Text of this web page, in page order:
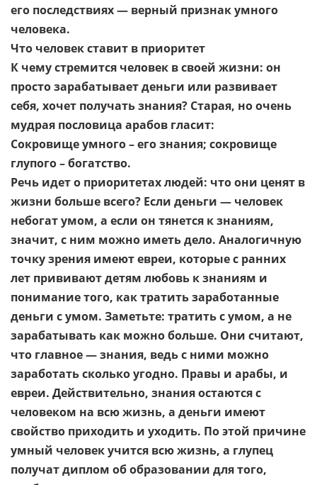
его последствиях — верный признак умного
человека.
Что человек ставит в приоритет
К чему стремится человек в своей жизни: он
просто зарабатывает деньги или развивает
себя, хочет получать знания? Старая, но очень
мудрая пословица арабов гласит:
Сокровище умного – его знания; сокровище
глупого – богатство.
Речь идет о приоритетах людей: что они ценят в
жизни больше всего? Если деньги — человек
небогат умом, а если он тянется к знаниям,
значит, с ним можно иметь дело. Аналогичную
точку зрения имеют евреи, которые с ранних
лет прививают детям любовь к знаниям и
понимание того, как тратить заработанные
деньги с умом. Заметьте: тратить с умом, а не
зарабатывать как можно больше. Они считают,
что главное — знания, ведь с ними можно
заработать сколько угодно. Правы и арабы, и
евреи. Действительно, знания остаются с
человеком на всю жизнь, а деньги имеют
свойство приходить и уходить. По этой причине
умный человек учится всю жизнь, а глупец
получат диплом об образовании для того,